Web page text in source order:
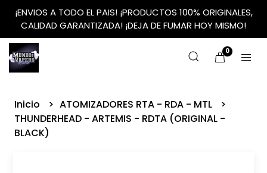
¡ENVIOS A TODO EL PAIS! ¡PRODUCTOS 100% ORIGINALES,
CALIDAD GARANTIZADA! ¡DEJA DE FUMAR HOY MISMO!
0
Inicio
ATOMIZADORES RTA - RDA - MTL
THUNDERHEAD - ARTEMIS - RDTA (ORIGINAL -
BLACK)